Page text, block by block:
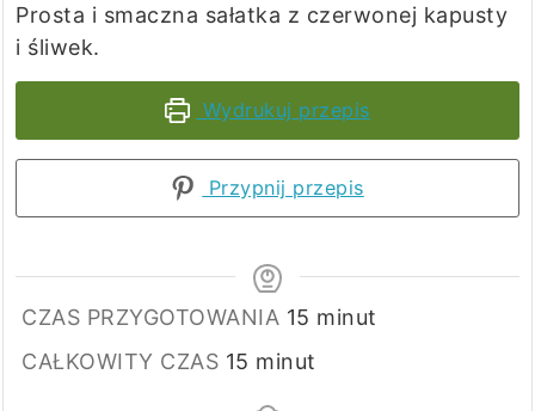
Prosta i smaczna sałatka z czerwonej kapusty
i śliwek.
Wydrukuj przepis
Przypnij przepis
CZAS PRZYGOTOWANIA 15 minuty
minut
CAŁKOWITY CZAS 15 minuty
minut